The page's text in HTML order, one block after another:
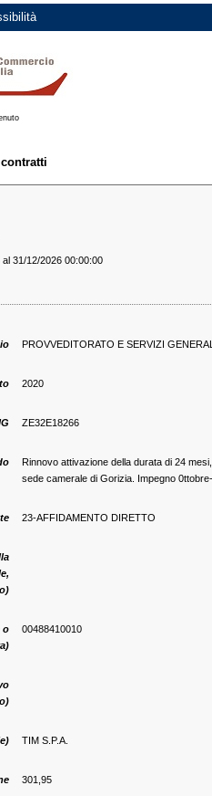
31/12/2026 00:00:00
PROVVEDITORATO E SERVIZI
2020
ZE32E18266
Rinnovo attivazione della durata di 24
sede camerale di Gorizia. Impegno
23-AFFIDAMENTO DIRETTO
o
00488410010
TIM S.P.A.
301,95